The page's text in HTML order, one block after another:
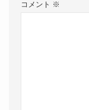
コメント ※